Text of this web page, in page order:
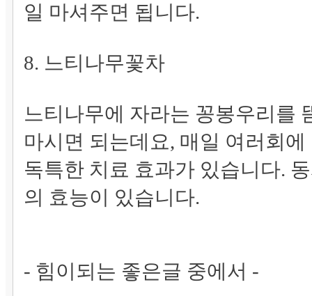
일 마셔주면 됩니다.
8. 느티나무꽃차
느티나무에 자라는 꽁봉우리를
마시면 되는데요, 매일 여러회
독특한 치료 효과가 있습니다.
의 효능이 있습니다.
- 힘이되는 좋은글 중에서 -